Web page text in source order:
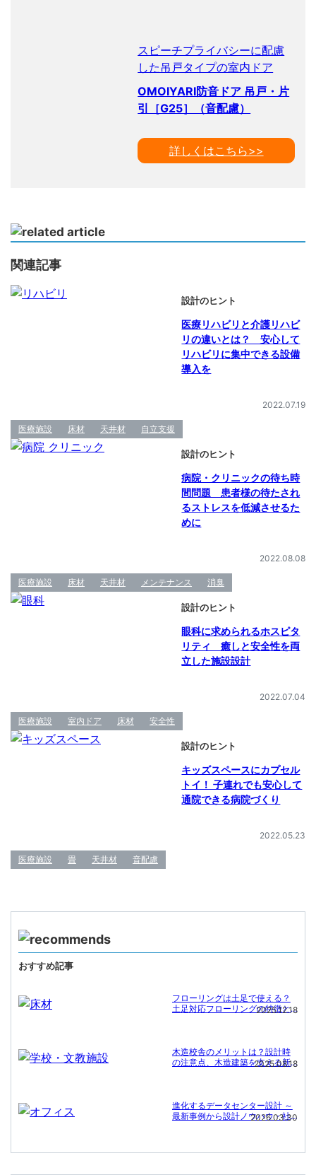
スピーチプライバシーに配慮
した吊戸タイプの室内ドア
OMOIYARI防音ドア 吊戸・片
引［G25］（音配慮）
詳しくはこちら>>
関連記事
設計のヒント
医療リハビリと介護リハビ
リの違いとは？ 安心して
リハビリに集中できる設備
導入を
2022.07.19
医療施設 床材 天井材 自立支援
設計のヒント
病院・クリニックの待ち時
間問題 患者様の待たされ
るストレスを低減させるた
めに
2022.08.08
医療施設 床材 天井材 メンテナンス 消臭
設計のヒント
眼科に求められるホスピタ
リティ 癒しと安全性を両
立した施設設計
2022.07.04
医療施設 室内ドア 床材 安全性
設計のヒント
キッズスペースにカプセル
トイ！ 子連れでも安心して
通院できる病院づくり
2022.05.23
医療施設 畳 天井材 音配慮
おすすめ記事
フローリングは土足で使える？
土足対応フローリングの特徴と
2025.12.18
木造校舎のメリットは？設計時
の注意点、木造建築を支える新
2025.08.18
進化するデータセンター設計 ～
最新事例から設計ノウハウ・社
2026.03.30